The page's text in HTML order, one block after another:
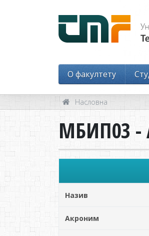
O факултету
Насловна
МБИП03 -
Назив
Акроним